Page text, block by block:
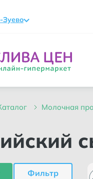
Зуево
каталог молочная
Фильтр